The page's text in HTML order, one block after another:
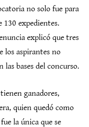
no solo fue para
130 expedientes.
explicó que tres
los aspirantes no
bases del concurso.
ganadores,
quien quedó como
la única que se